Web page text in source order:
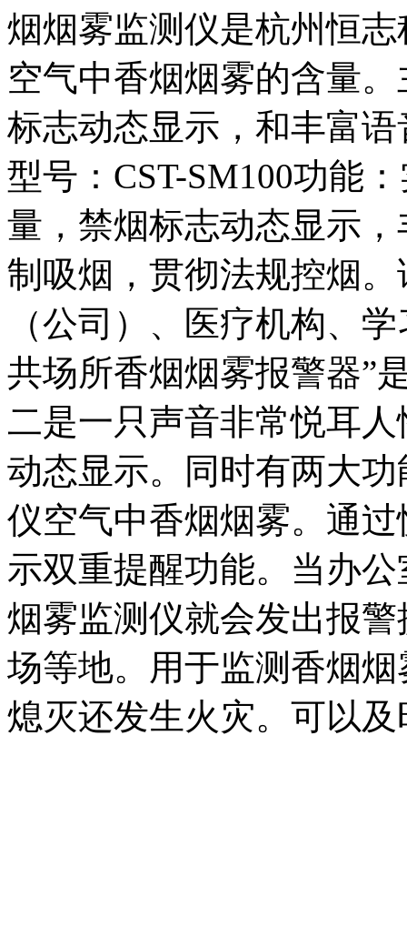
烟烟雾监测仪是杭州恒
空气中香烟烟雾的含量
标志动态显示，和丰富
型号：CST-SM100功能
量，禁烟标志动态显示
制吸烟，贯彻法规控烟
（公司）、医疗机构、
共场所香烟烟雾报警器”
二是一只声音非常悦耳
动态显示。同时有两大
仪空气中香烟烟雾。通
示双重提醒功能。当办
烟雾监测仪就会发出报
场等地。用于监测香烟
熄灭还发生火灾。可以